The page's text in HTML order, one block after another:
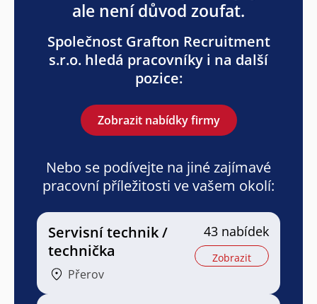
ale není důvod zoufat.
Společnost Grafton Recruitment
s.r.o. hledá pracovníky i na další
pozice:
Zobrazit nabídky firmy
Nebo se podívejte na jiné zajímavé
pracovní příležitosti ve vašem okolí:
Servisní technik /
technička
Přerov
43 nabídek
Zobrazit